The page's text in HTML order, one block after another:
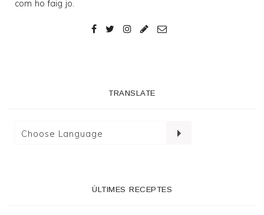
com ho faig jo.
TRANSLATE
ÚLTIMES RECEPTES